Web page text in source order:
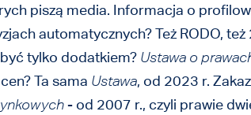
piszą media. Informacja o
automatycznych? Też RODO,
tylko dodatkiem? Ustawa o
Ta sama Ustawa, od 2023 r.
- od 2007 r., czyli prawie